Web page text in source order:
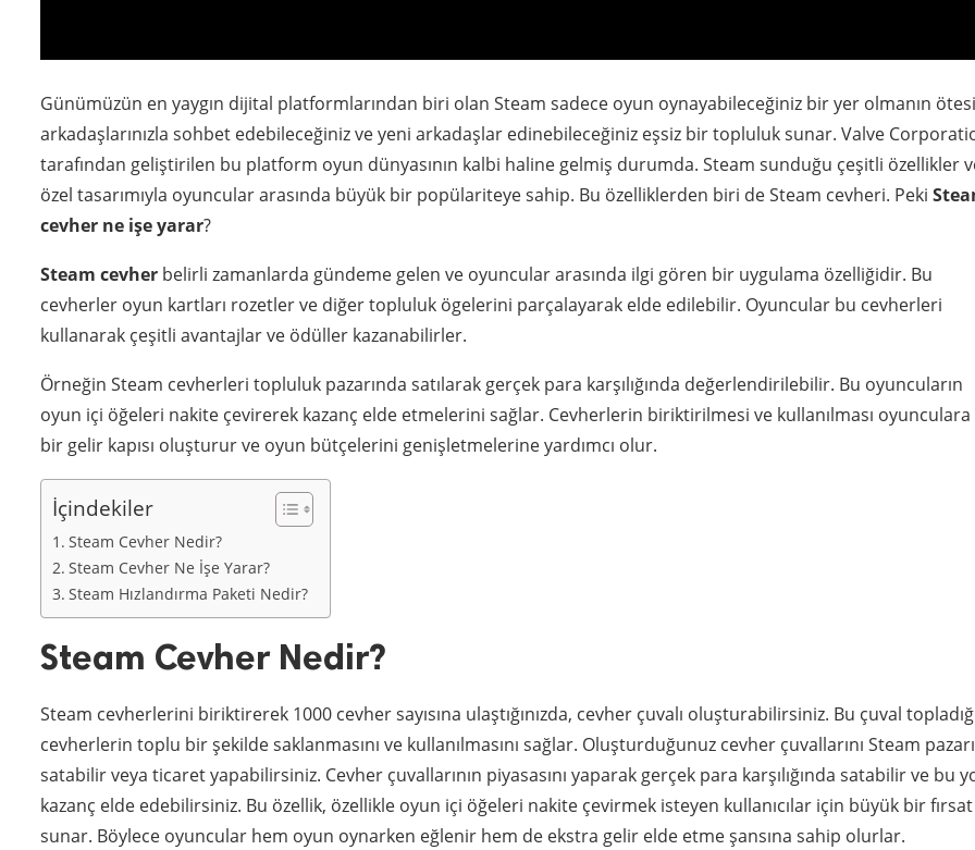
Günümüzün en yaygın dijital platformlarından biri olan Steam sadece oyun oynayabileceğiniz bir yer olmanın
arkadaşlarınızla sohbet edebileceğiniz ve yeni arkadaşlar edinebileceğiniz eşsiz bir topluluk sunar. Valve
tarafından geliştirilen bu platform oyun dünyasının kalbi haline gelmiş durumda. Steam sunduğu çeşitli özellikler
özel tasarımıyla oyuncular arasında büyük bir popülariteye sahip. Bu özelliklerden biri de Steam cevheri. Peki
cevher ne işe yarar?
Steam cevher belirli zamanlarda gündeme gelen ve oyuncular arasında ilgi gören bir uygulama özelliğidir. Bu
cevherler oyun kartları rozetler ve diğer topluluk ögelerini parçalayarak elde edilebilir. Oyuncular bu cevherleri
kullanarak çeşitli avantajlar ve ödüller kazanabilirler.
Örneğin Steam cevherleri topluluk pazarında satılarak gerçek para karşılığında değerlendirilebilir. Bu oyuncuların
oyun içi öğeleri nakite çevirerek kazanç elde etmelerini sağlar. Cevherlerin biriktirilmesi ve kullanılması oyunculara
bir gelir kapısı oluşturur ve oyun bütçelerini genişletmelerine yardımcı olur.
İçindekiler
Steam Cevher Nedir?
Steam Cevher Ne İşe Yarar?
Steam Hızlandırma Paketi Nedir?
Steam Cevher Nedir?
Steam cevherlerini biriktirerek 1000 cevher sayısına ulaştığınızda, cevher çuvalı oluşturabilirsiniz. Bu çuval
cevherlerin toplu bir şekilde saklanmasını ve kullanılmasını sağlar. Oluşturduğunuz cevher çuvallarını Steam
satabilir veya ticaret yapabilirsiniz. Cevher çuvallarının piyasasını yaparak gerçek para karşılığında satabilir ve bu
kazanç elde edebilirsiniz. Bu özellik, özellikle oyun içi öğeleri nakite çevirmek isteyen kullanıcılar için büyük bir fırsat
sunar. Böylece oyuncular hem oyun oynarken eğlenir hem de ekstra gelir elde etme şansına sahip olurlar.